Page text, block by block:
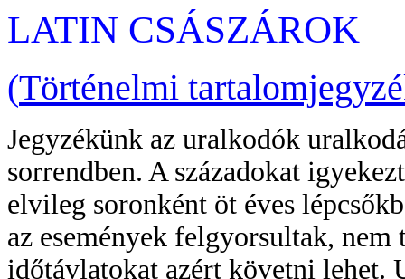
LATIN CSÁSZÁROK
(Történelmi
Jegyzékünk az uralkodók
sorrendben. A századokat
elvileg soronként öt éves
az események felgyorsultak,
időtávlatokat azért követni lehet.